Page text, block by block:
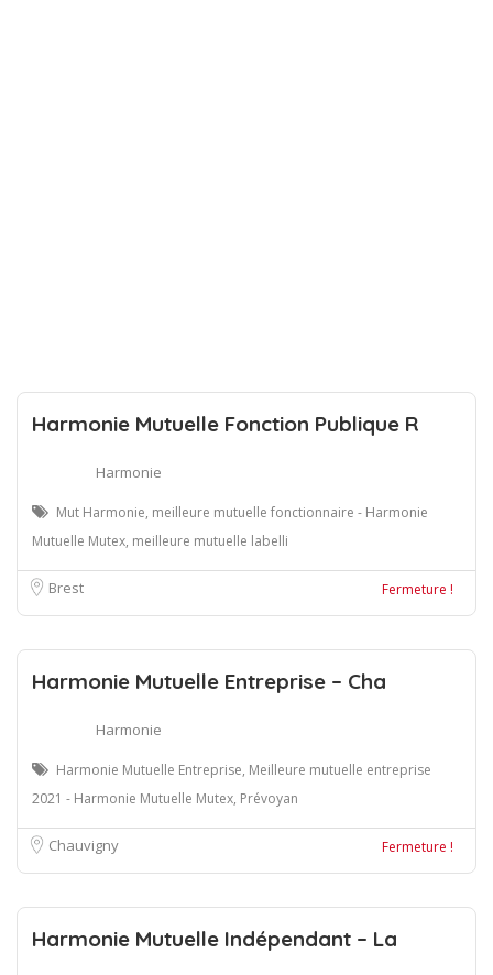
Harmonie Mutuelle Fonction Publique R
Harmonie
Mut Harmonie, meilleure mutuelle fonctionnaire - Harmonie
Mutuelle Mutex, meilleure mutuelle labelli
Brest Fermeture !
Harmonie Mutuelle Entreprise – Cha
Harmonie
Harmonie Mutuelle Entreprise, Meilleure mutuelle entreprise
2021 - Harmonie Mutuelle Mutex, Prévoyan
Chauvigny Fermeture !
Harmonie Mutuelle Indépendant – La